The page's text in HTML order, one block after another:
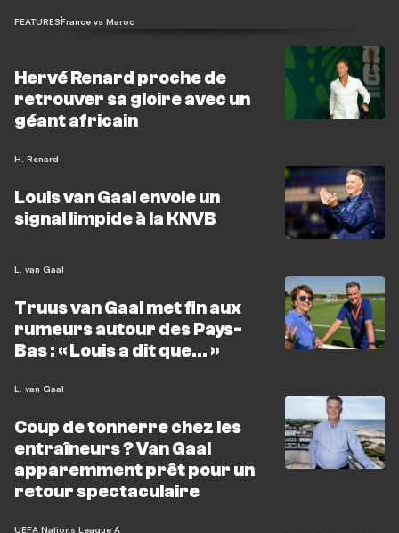
FEATURESFrance vs Maroc
Hervé Renard proche de
retrouver sa gloire avec un
géant africain
H. Renard
Louis van Gaal envoie un
signal limpide à la KNVB
L. van Gaal
Truus van Gaal met fin aux
rumeurs autour des Pays-
Bas : « Louis a dit que… »
L. van Gaal
Coup de tonnerre chez les
entraîneurs ? Van Gaal
apparemment prêt pour un
retour spectaculaire
UEFA Nations League A